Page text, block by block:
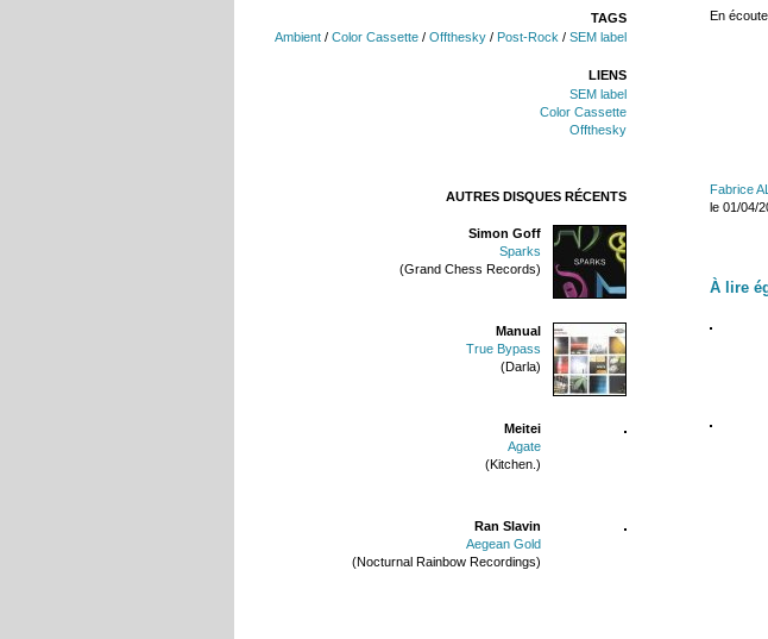
TAGS
Ambient / Color Cassette / Offthesky / Post-Rock / SEM label
LIENS
SEM label
Color Cassette
Offthesky
AUTRES DISQUES RÉCENTS
Simon Goff
Sparks
(Grand Chess Records)
Manual
True Bypass
(Darla)
Meitei
Agate
(Kitchen.)
Ran Slavin
Aegean Gold
(Nocturnal Rainbow Recordings)
En
Fabrice
le 01/04/
À lire